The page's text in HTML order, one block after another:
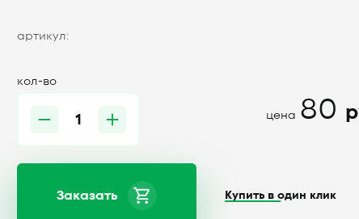
артикул:
кол-во
цена 80
Заказать Купить в один клик